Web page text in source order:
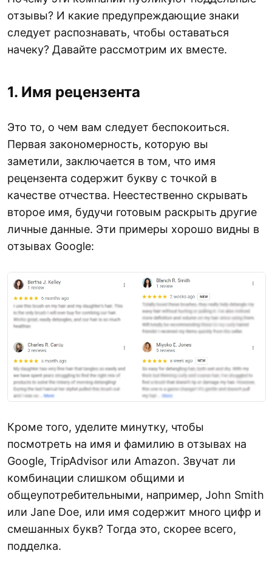
отзывы? И какие предупреждающие знаки
следует распознавать, чтобы оставаться
начеку? Давайте рассмотрим их вместе.
1. Имя рецензента
Это то, о чем вам следует беспокоиться.
Первая закономерность, которую вы
заметили, заключается в том, что имя
рецензента содержит букву с точкой в ​​
качестве отчества. Неестественно скрывать
второе имя, будучи готовым раскрыть другие
личные данные. Эти примеры хорошо видны в
отзывах Google:
Кроме того, уделите минутку, чтобы
посмотреть на имя и фамилию в отзывах на
Google, TripAdvisor или Amazon. Звучат ли
комбинации слишком общими и
общеупотребительными, например, John Smith
или Jane Doe, или имя содержит много цифр и
смешанных букв? Тогда это, скорее всего,
подделка.